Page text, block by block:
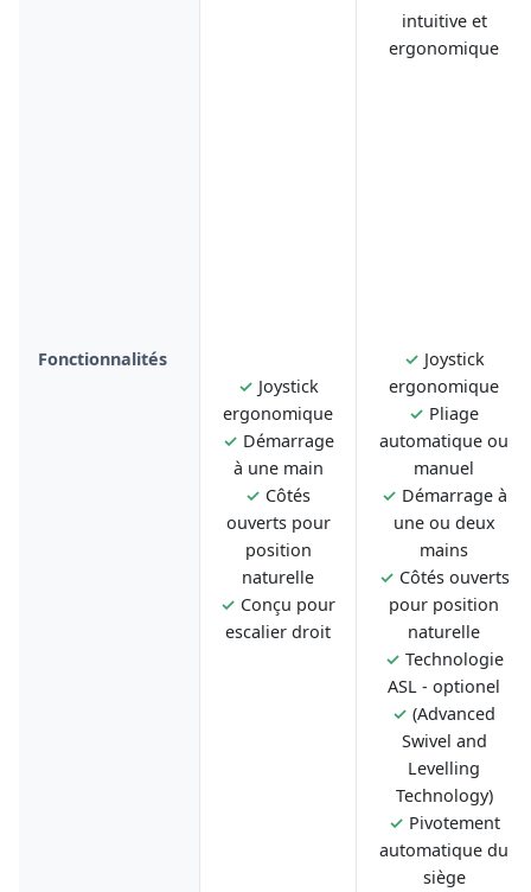
intuitive et
ergonomique
Fonctionnalités
✓ Joystick
ergonomique
✓ Démarrage
à une main
✓ Côtés
ouverts pour
position
naturelle
✓ Conçu pour
escalier droit
✓ Joystick
ergonomique
✓ Pliage
automatique ou
manuel
✓ Démarrage à
une ou deux
mains
✓ Côtés ouverts
pour position
naturelle
✓ Technologie
ASL - optionel
✓ (Advanced
Swivel and
Levelling
Technology)
✓ Pivotement
automatique du
siège